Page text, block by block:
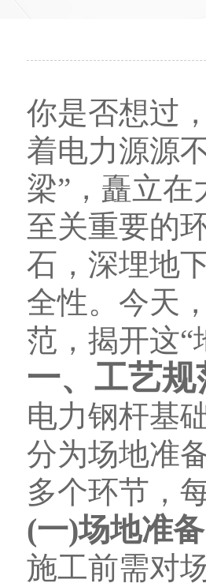
你是否想过
着电力源源
梁”，矗立
至关重要的
石，深埋地
全性。今天
范，揭开这“
一、工艺
电力钢杆基
分为场地准
多个环节，
(一)场地准备
施工前需对